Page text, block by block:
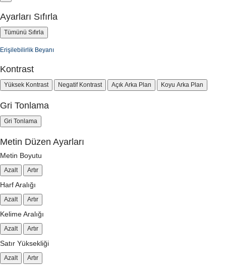
Ayarları Sıfırla
Tümünü Sıfırla
Erişilebilirlik Beyanı
Kontrast
Yüksek Kontrast Negatif Kontrast Açık Arka Plan Koyu Arka Plan
Gri Tonlama
Gri Tonlama
Metin Düzen Ayarları
Metin Boyutu
Azalt Artır
Harf Aralığı
Azalt Artır
Kelime Aralığı
Azalt Artır
Satır Yüksekliği
Azalt Artır